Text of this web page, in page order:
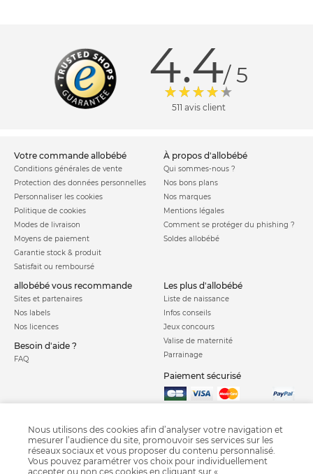
4.4/ 5
511 avis client
votre commande allobébé
Conditions générales de vente
Protection des données personnelles
Personnaliser les cookies
Politique de cookies
Modes de livraison
Moyens de paiement
Garantie stock & produit
Satisfait ou remboursé
à propos d'allobébé
Qui sommes-nous ?
Nos bons plans
Nos marques
Mentions légales
Comment se protéger du phishing ?
Soldes allobébé
allobébé vous recommande
Sites et partenaires
Nos labels
Nos licences
Besoin d'aide ?
FAQ
les plus d'allobébé
Liste de naissance
Infos conseils
Jeux concours
Valise de maternité
Parrainage
Paiement sécurisé
Nous utilisons des cookies afin d’analyser votre navigation et
mesurer l’audience du site, promouvoir ses services sur les
réseaux sociaux et vous proposer du contenu personnalisé.
Vous pouvez paramétrer vos choix pour individuellement
accepter ou non ces cookies en cliquant sur «